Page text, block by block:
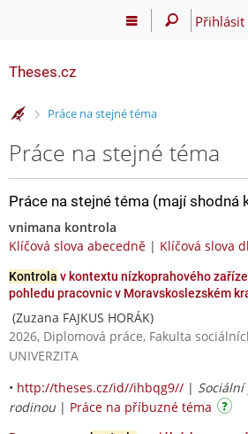
Přihlásit
Theses.cz
>Práce na stejné téma
Práce na stejné téma
Práce na stejné téma (mají shodná
vnimana kontrola
Klíčová slova abecedně | Klíčová slova
Kontrola v kontextu nízkoprahového
pohledu pracovnic v Moravskoslezském
(Zuzana FAJKUS HORÁK)
2026, Diplomová práce, Fakulta
UNIVERZITA
• http://theses.cz/id//ihbqg9// |
rodinou | Práce na příbuzné téma